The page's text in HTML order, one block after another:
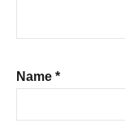
Name *